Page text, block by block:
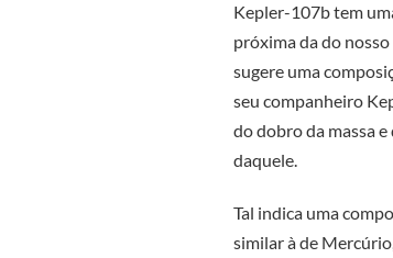
Kepler-107b tem
próxima da do
sugere uma
seu companheiro
do dobro da massa
daquele.
Tal indica uma
similar à de